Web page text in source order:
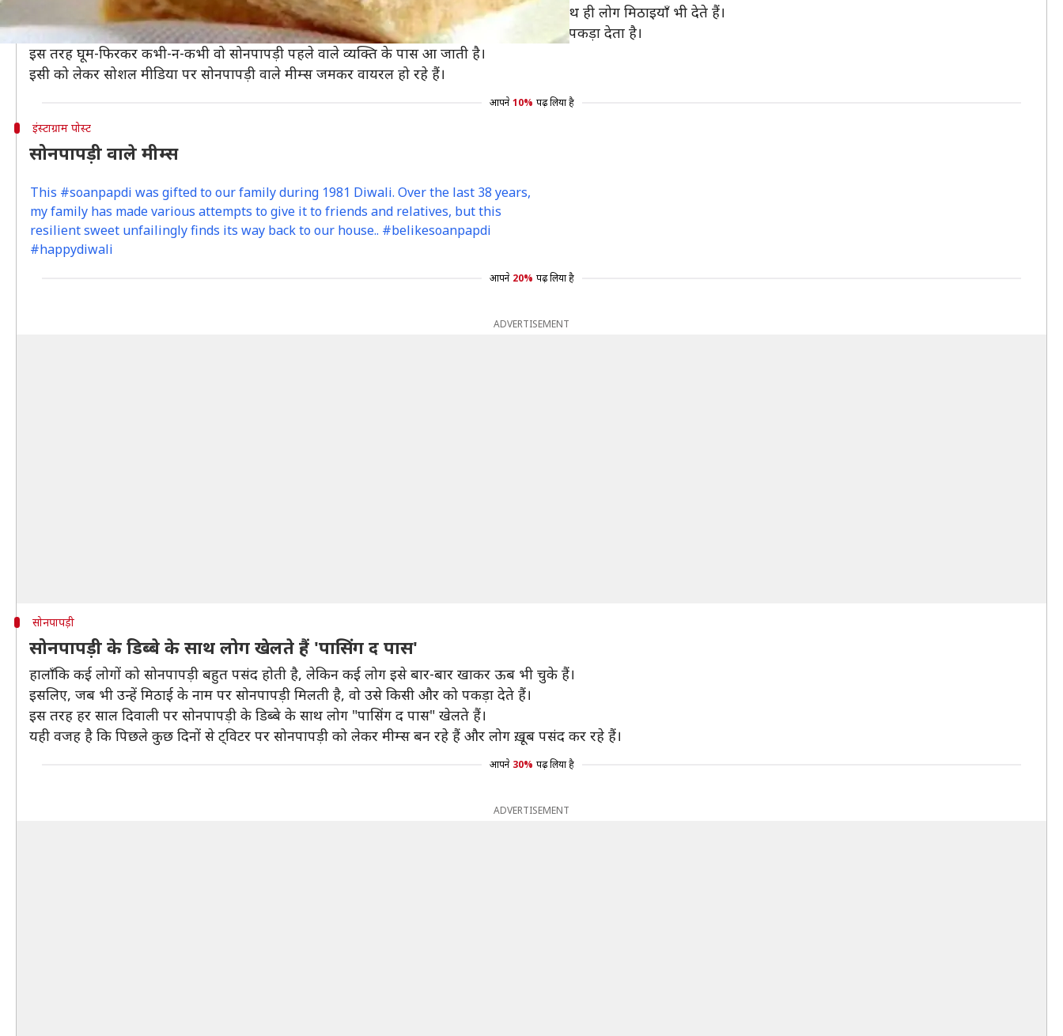
दिवाली आते ही बाज़ार में मिठाइयों की दुकाने सज जाती है। दिवाली के दिन एक-दूसरे को गिफ़्ट देने के साथ ही लोग मिठाइयाँ भी देते हैं।
ज़्यादातर लोग मिठाई के नाम पर सोनपापड़ी देते हैं और सामने वाला व्यक्ति किसी और को वो सोनपापड़ी पकड़ा देता है।
इस तरह घूम-फिरकर कभी-न-कभी वो सोनपापड़ी पहले वाले व्यक्ति के पास आ जाती है।
इसी को लेकर सोशल मीडिया पर सोनपापड़ी वाले मीम्स जमकर वायरल हो रहे हैं।
आपने 10% पढ़ लिया है
इंस्टाग्राम पोस्ट
सोनपापड़ी वाले मीम्स
This #soanpapdi was gifted to our family during 1981 Diwali. Over the last 38 years,
my family has made various attempts to give it to friends and relatives, but this
resilient sweet unfailingly finds its way back to our house.. #belikesoanpapdi
#happydiwali
आपने 20% पढ़ लिया है
ADVERTISEMENT
सोनपापड़ी
सोनपापड़ी के डिब्बे के साथ लोग खेलते हैं 'पासिंग द पास'
हालाँकि कई लोगों को सोनपापड़ी बहुत पसंद होती है, लेकिन कई लोग इसे बार-बार खाकर ऊब भी चुके हैं।
इसलिए, जब भी उन्हें मिठाई के नाम पर सोनपापड़ी मिलती है, वो उसे किसी और को पकड़ा देते हैं।
इस तरह हर साल दिवाली पर सोनपापड़ी के डिब्बे के साथ लोग "पासिंग द पास" खेलते हैं।
यही वजह है कि पिछले कुछ दिनों से ट्विटर पर सोनपापड़ी को लेकर मीम्स बन रहे हैं और लोग ख़ूब पसंद कर रहे हैं।
आपने 30% पढ़ लिया है
ADVERTISEMENT